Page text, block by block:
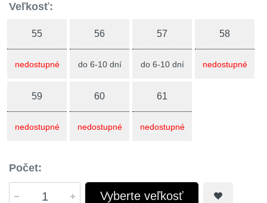
Veľkosť:
55
nedostupné
56
do 6-10 dní
57
do 6-10 dní
58
nedostupné
59
nedostupné
60
nedostupné
61
nedostupné
Počet:
Vyberte veľkosť